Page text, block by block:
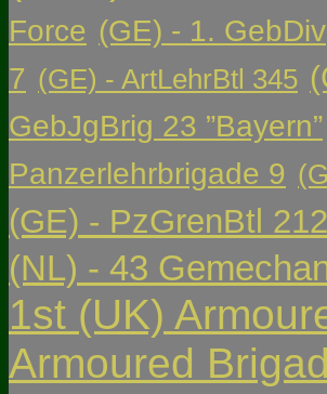
Force (GE) - 1. GebDiv
7 (GE) - ArtLehrBtl 345
GebJgBrig 23 ”Bayern”
Panzerlehrbrigade 9
(GE) - PzGrenBtl 212
(NL) - 43
1st (UK)
Armoured